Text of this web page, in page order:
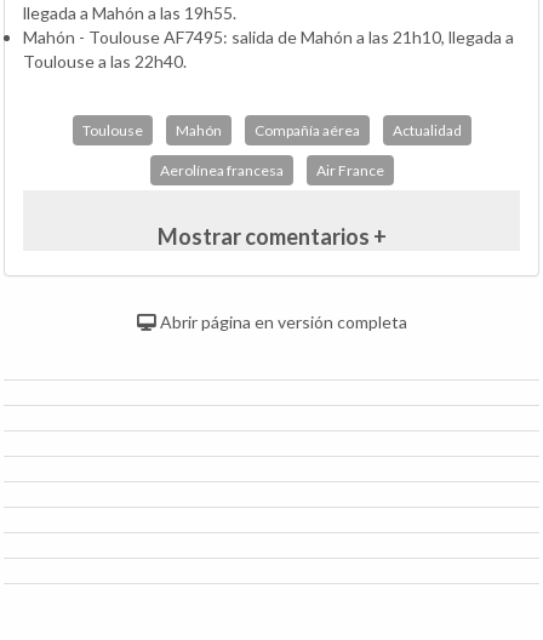
llegada a Mahón a las 19h55.
Mahón - Toulouse AF7495: salida de Mahón a las 21h10, llegada a
Toulouse a las 22h40.
Toulouse Mahón Compañía aérea Actualidad
Aerolínea francesa Air France
Mostrar comentarios +
Abrir página en versión completa